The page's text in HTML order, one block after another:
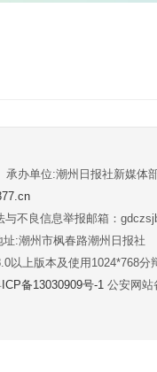
承办单位:潮州日报社新媒体
不良信息举报邮箱：
址:潮州市枫春路潮州日报社
以上版本及使用1024*768分
备13030909号-1 公安网站